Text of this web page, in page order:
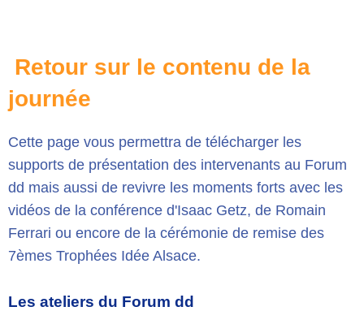
Retour sur le contenu de la
journée
Cette page vous permettra de télécharger les
supports de présentation des intervenants au Forum
dd mais aussi de revivre les moments forts avec les
vidéos de la conférence d'Isaac Getz, de Romain
Ferrari ou encore de la cérémonie de remise des
7èmes Trophées Idée Alsace.
Les ateliers du Forum dd